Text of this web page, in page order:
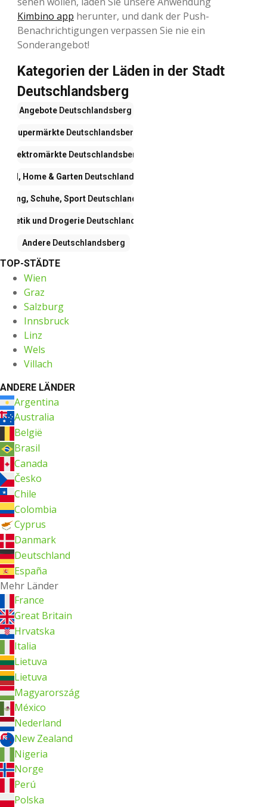
Kimbino app herunter, und dank der Push-
Benachrichtigungen verpassen Sie nie ein
Sonderangebot!
Kategorien der Läden in der Stadt
Deutschlandsberg
Angebote Deutschlandsberg
SupermärkteDeutschlandsberg
Elektromärkte Deutschlandsberg
Home & Garten Deutschlandsberg
Schuhe, SportDeutschlandsberg
und DrogerieDeutschlandsberg
Andere Deutschlandsberg
TOP-STÄDTE
Wien
Graz
Salzburg
Innsbruck
Linz
Wels
Villach
ANDERE LÄNDER
Argentina
Australia
België
Brasil
Canada
Česko
Chile
Colombia
Cyprus
Danmark
Deutschland
España
Mehr Länder
France
Great Britain
Hrvatska
Italia
Lietuva
Lietuva
Magyarország
México
Nederland
New Zealand
Nigeria
Norge
Perú
Polska